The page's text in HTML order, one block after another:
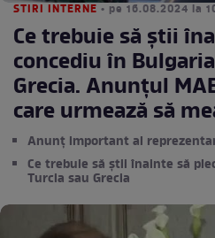
STIRI INTERNE • pe 16.08.2024 la
Ce trebuie să știi
concediu în
Grecia. Anunţul
care urmează să
Anunț important al
Ce trebuie să știi înainte să
Turcia sau Grecia